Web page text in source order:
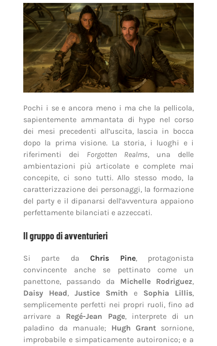
Pochi i se e ancora meno i ma che la pellicola,
sapientemente ammantata di hype nel corso
dei mesi precedenti all’uscita, lascia in bocca
dopo la prima visione. La storia, i luoghi e i
riferimenti dei Forgotten Realms, una delle
ambientazioni più articolate e complete mai
concepite, ci sono tutti. Allo stesso modo, la
caratterizzazione dei personaggi, la formazione
del party e il dipanarsi dell’avventura appaiono
perfettamente bilanciati e azzeccati.
Il gruppo di avventurieri
Si parte daChris Pine, protagonista
convincente anche se pettinato come un
panettone, passando da Michelle Rodriguez,
Daisy Head,Justice Smith e Sophia Lillis,
semplicemente perfetti nei propri ruoli, fino ad
arrivare a Regé-Jean Page, interprete di un
paladino da manuale; Hugh Grantsornione,
improbabile e simpaticamente autoironico; e a